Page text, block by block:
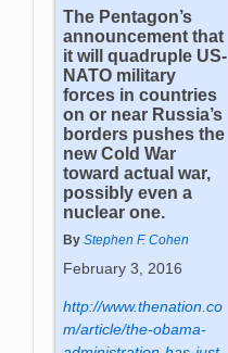
The Pentagon’s
announcement that
it will quadruple US-
NATO military
forces in countries
on or near Russia’s
borders pushes the
new Cold War
toward actual war,
possibly even a
nuclear one.
ByStephen F. Cohen
February 3, 2016
http://www.thenation.co
m/article/the-obama-